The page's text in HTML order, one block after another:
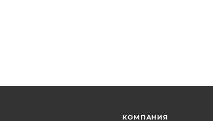
КОМПАНИЯ